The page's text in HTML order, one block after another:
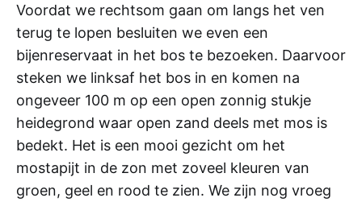
Voordat we rechtsom gaan om langs het ven
terug te lopen besluiten we even een
bijenreservaat in het bos te bezoeken. Daarvoor
steken we linksaf het bos in en komen na
ongeveer 100 m op een open zonnig stukje
heidegrond waar open zand deels met mos is
bedekt. Het is een mooi gezicht om het
mostapijt in de zon met zoveel kleuren van
groen, geel en rood te zien. We zijn nog vroeg